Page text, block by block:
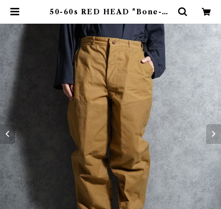
50-60s RED HEAD "Bone-dr
ヘッド ボーンドライ コットンダッ
ク ハンティング パンツ | mark &
collars (マークアンドカラーズ)